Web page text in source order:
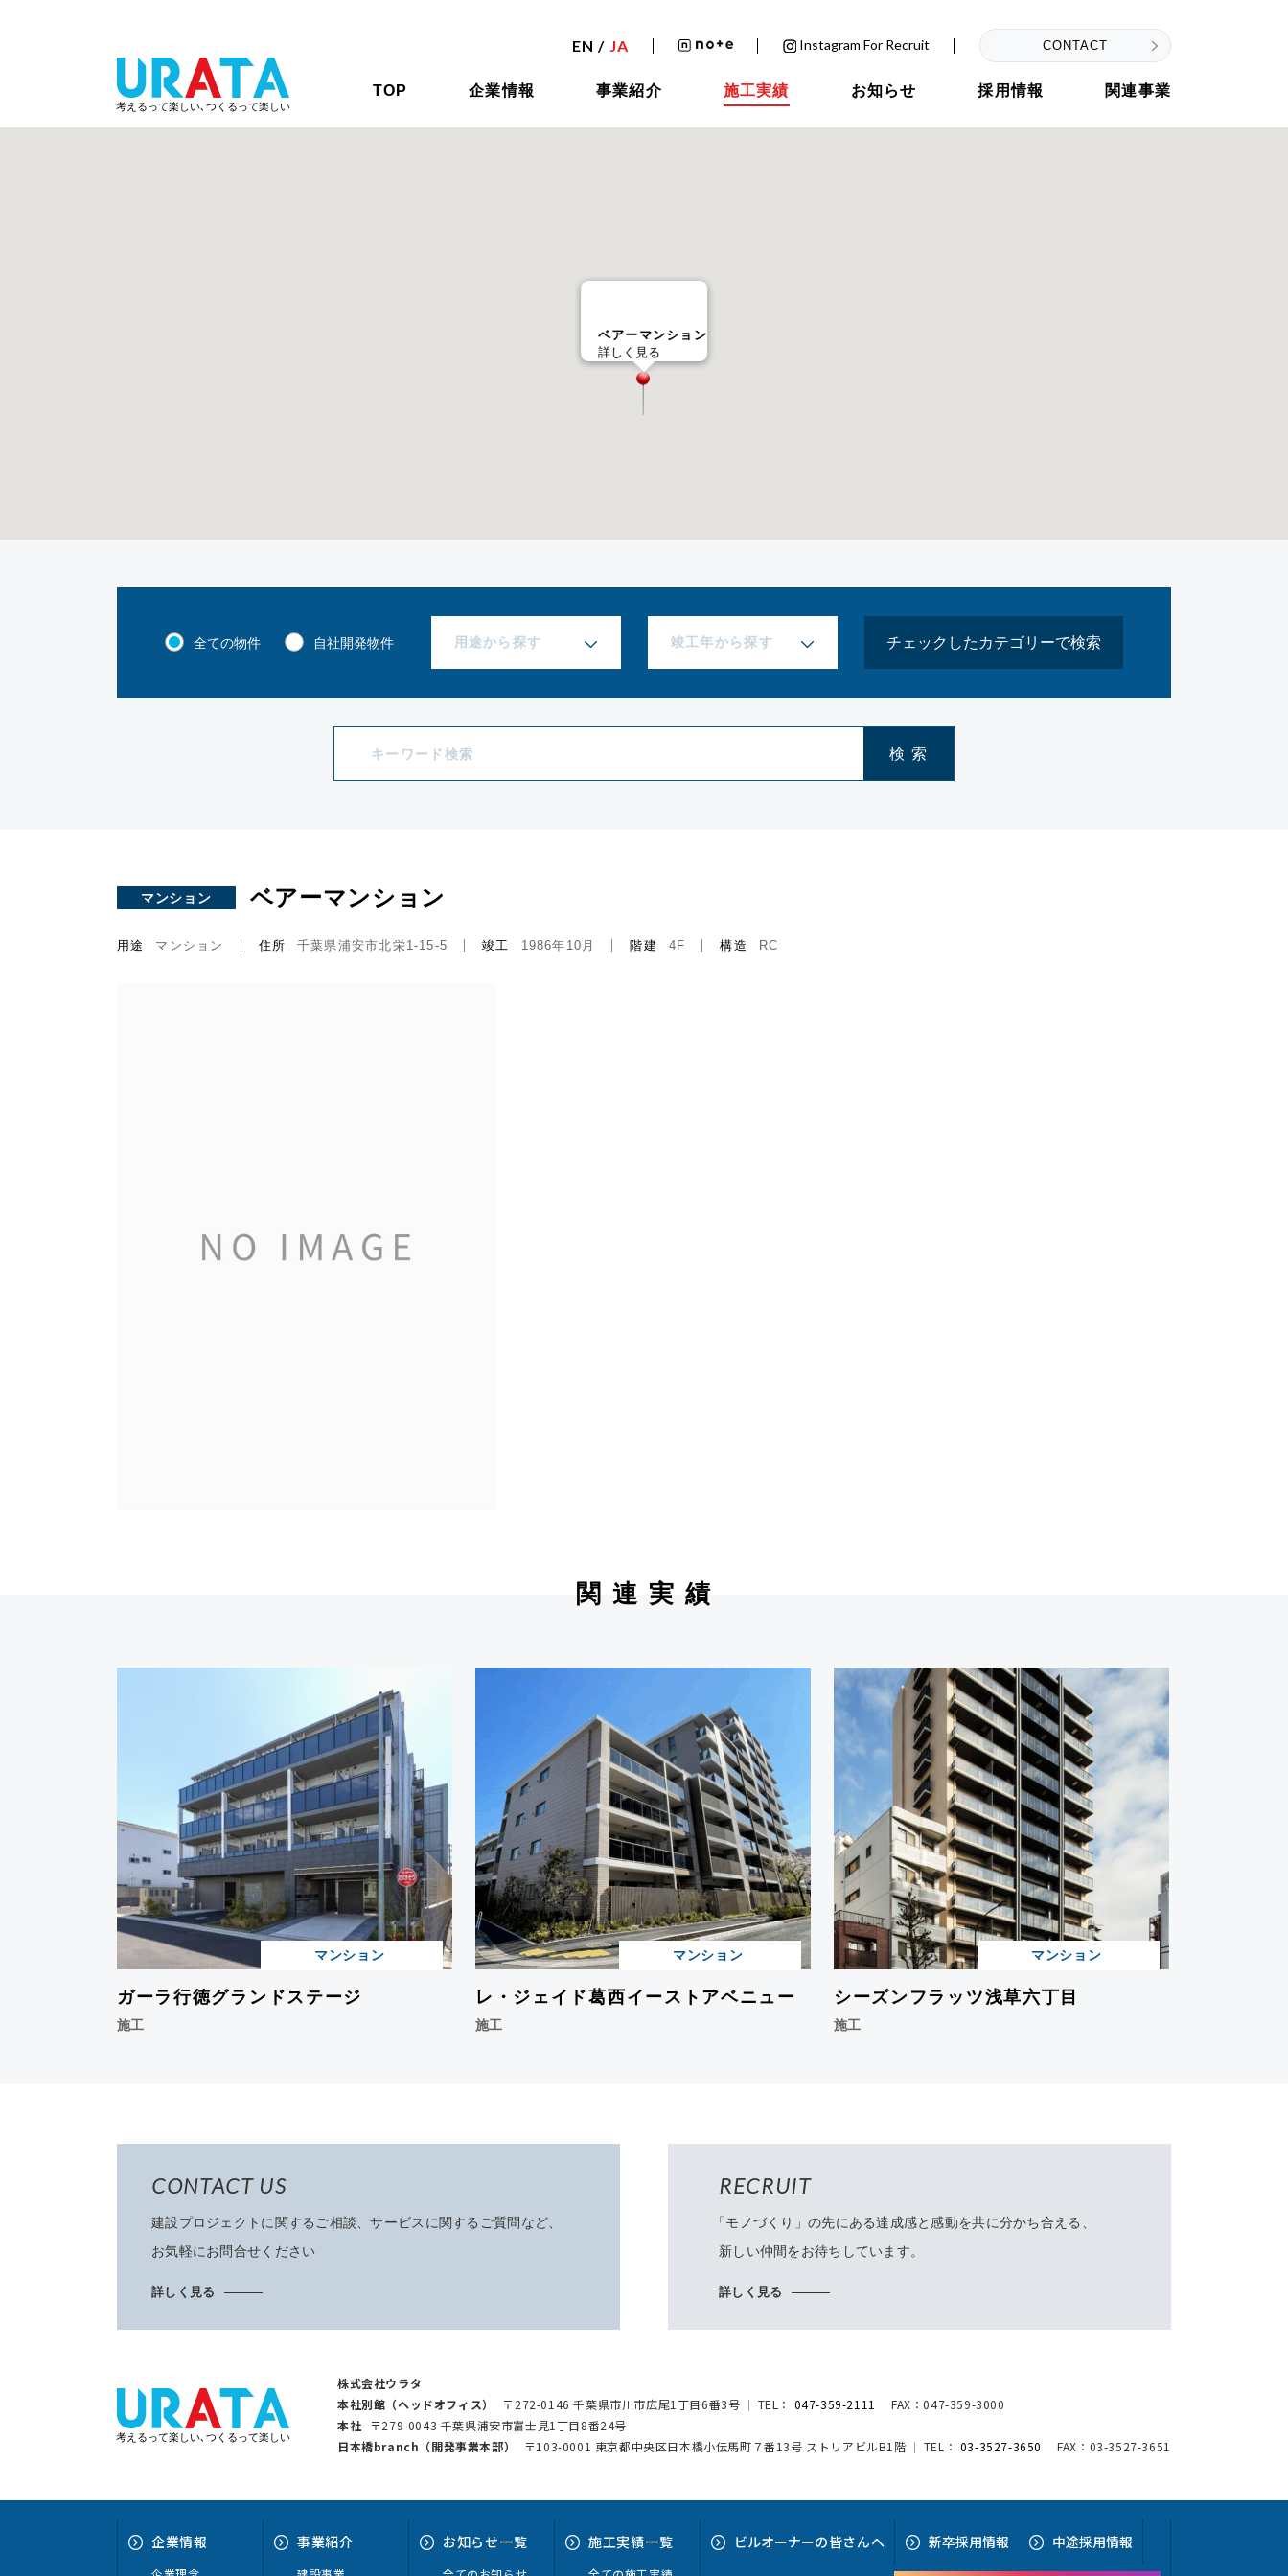
考えるって楽しい､つくるって楽しい
EN / JA Instagram For Recruit CONTACT
TOP 企業情報 事業紹介 施工実績 お知らせ 採用情報 関連事業
ベアーマンション
詳しく見る
全ての物件 自社開発物件 チェックしたカテゴリーで検索
検 索
マンション ベアーマンション
用途 マンション 住所 千葉県浦安市北栄1-15-5 竣工 1986年10月 階建 4F 構造 RC
関 連 実 績
マンション
ガーラ行徳グランドステージ
施工
マンション
レ・ジェイド葛西イーストアベニュー
施工
マンション
シーズンフラッツ浅草六丁目
施工
CONTACT US
建設プロジェクトに関するご相談、サービスに関するご質問など、
お気軽にお問合せください
詳しく見る
RECRUIT
「モノづくり」 の先にある達成感と感動を共に分かち合える、
新しい仲間をお待ちしています。
詳しく見る
考えるって楽しい､つくるって楽しい
株式会社ウラタ
本社別館（ヘッドオフィス）
〒272-0146 千葉県市川市広尾1丁目6番3号 TEL： 047-359-2111
FAX：047-359-3000
本社
〒279-0043 千葉県浦安市富士見1丁目8番24号
日本橋branch（開発事業本部）
〒103-0001 東京都中央区日本橋小伝馬町７番13号 ストリアビルB1階 TEL： 03-3527-3650 FAX：03-3527-3651
企業情報 事業紹介 お知らせ一覧 施工実績一覧 ビルオーナーの皆さんへ 新卒採用情報 中途採用情報